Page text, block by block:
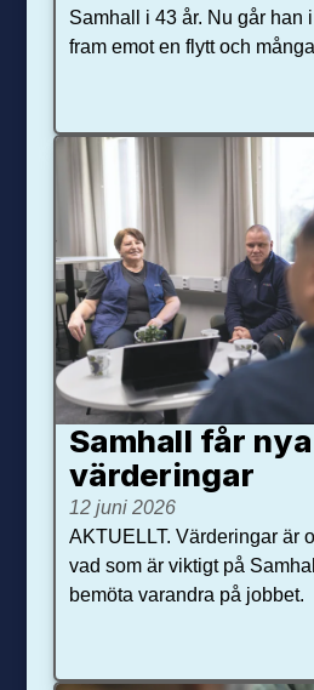
Samhall i 43 år. Nu går han
fram emot en flytt och
Samhall får nya
värdering­ar
12 juni 2026
AKTUELLT. Värderingar är
vad som är viktigt på
bemöta varandra på jobbet.